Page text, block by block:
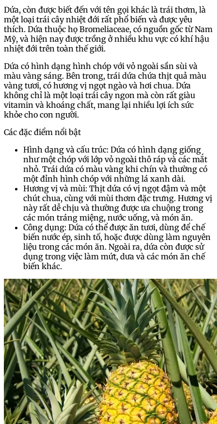
Dứa, còn được biết đến với tên gọi khác là trái thơm, là
một loại trái cây nhiệt đới rất phổ biến và được yêu
thích. Dứa thuộc họ Bromeliaceae, có nguồn gốc từ Nam
Mỹ, và hiện nay được trồng ở nhiều khu vực có khí hậu
nhiệt đới trên toàn thế giới.
Dứa có hình dạng hình chóp với vỏ ngoài sần sùi và
màu vàng sáng. Bên trong, trái dứa chứa thịt quả màu
vàng tươi, có hương vị ngọt ngào và hơi chua. Dứa
không chỉ là một loại trái cây ngon mà còn rất giàu
vitamin và khoáng chất, mang lại nhiều lợi ích sức
khỏe cho con người.
Các đặc điểm nổi bật
Hình dạng và cấu trúc: Dứa có hình dạng giống
như một chóp với lớp vỏ ngoài thô ráp và các mắt
nhỏ. Trái dứa có màu vàng khi chín và thường có
một đỉnh hình chóp với những lá xanh dài.
Hương vị và mùi: Thịt dứa có vị ngọt đậm và một
chút chua, cùng với mùi thơm đặc trưng. Hương vị
này rất dễ chịu và thường được ưa chuộng trong
các món tráng miệng, nước uống, và món ăn.
Công dụng: Dứa có thể được ăn tươi, dùng để chế
biến nước ép, sinh tố, hoặc được dùng làm nguyên
liệu trong các món ăn. Ngoài ra, dứa còn được sử
dụng trong việc làm mứt, dưa và các món ăn chế
biến khác.